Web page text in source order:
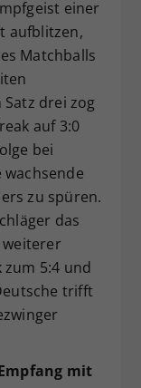
einer
aufblitzen,
Matchballs
drei zog
auf 3:0
bei
zu spüren.
das
weiterer
zum 5:4 und
trifft
mit